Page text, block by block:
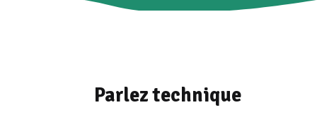
Parlez technique